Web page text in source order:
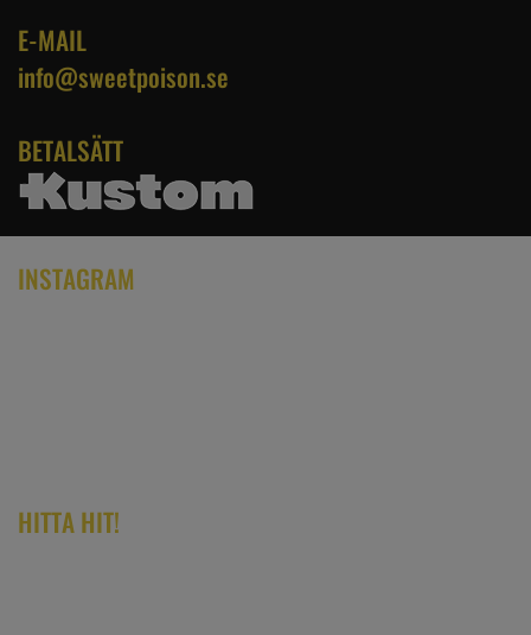
E-MAIL
info@sweetpoison.se
BETALSÄTT
INSTAGRAM
HITTA HIT!